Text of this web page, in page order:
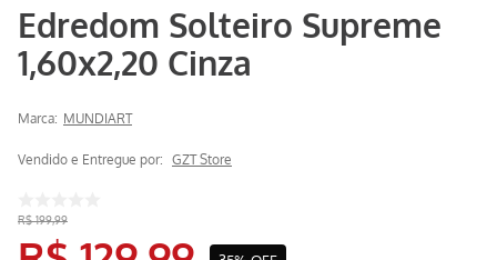
Edredom Solteiro Supreme
1,60x2,20 Cinza
Marca: MUNDIART
Vendido e Entregue por: GZT Store
R$ 199,99